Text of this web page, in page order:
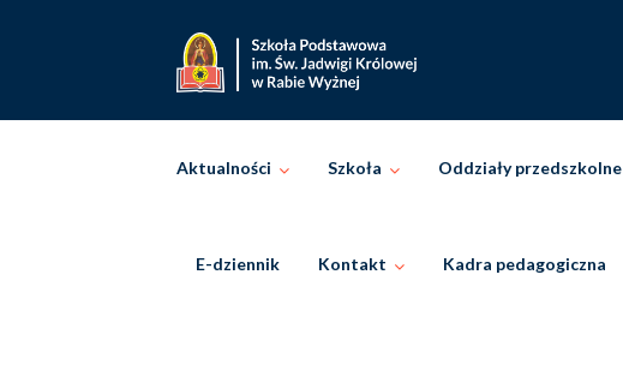
Aktualności Szkoła Oddziały przedszkolne
E-dziennik Kontakt Kadra pedagogiczna